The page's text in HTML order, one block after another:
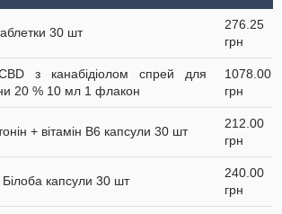
30 шт
276.25
грн
з канабідіолом спрей для
20 % 10 мл 1 флакон
1078.00
грн
+ вітамін В6 капсули 30 шт
212.00
грн
Білоба капсули 30 шт
240.00
грн